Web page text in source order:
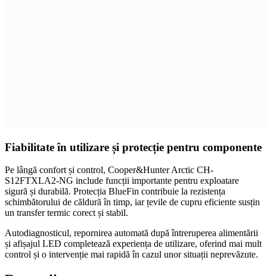
Fiabilitate în utilizare și protecție pentru componente
Pe lângă confort și control, Cooper&Hunter Arctic CH-
S12FTXLA2-NG include funcții importante pentru exploatare
sigură și durabilă. Protecția BlueFin contribuie la rezistența
schimbătorului de căldură în timp, iar țevile de cupru eficiente susțin
un transfer termic corect și stabil.
Autodiagnosticul, repornirea automată după întreruperea alimentării
și afișajul LED completează experiența de utilizare, oferind mai mult
control și o intervenție mai rapidă în cazul unor situații neprevăzute.